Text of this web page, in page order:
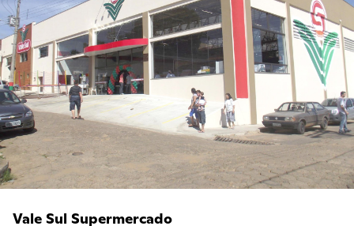
Vale Sul Supermercado